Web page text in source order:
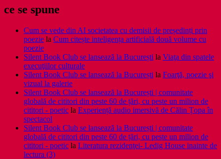
ce se spune
Cum se vede din AI societatea cu demisii de președinți prin
poezie la Cum citește inteligența artificială două volume cu
poezie
Silent Book Club se lansează la București la Viaţa din spatele
execuţiilor culturale
Silent Book Club se lansează la București la Foarţă, poezie şi
vizual la galerie
Silent Book Club se lansează la București | comunitate
globală de cititori din peste 60 de țări, cu peste un milion de
cititori - poetic la Experiență audio imersivă de Călin Țopa în
spectacol
Silent Book Club se lansează la București | comunitate
globală de cititori din peste 60 de țări, cu peste un milion de
cititori - poetic la Literatura rezidenţei- Ledig House inainte de
lectura (3)